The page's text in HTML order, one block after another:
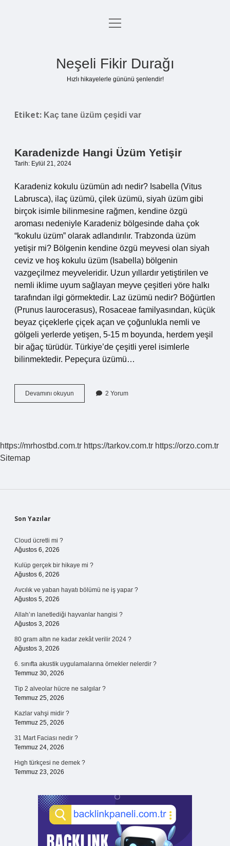
Anasayfa
menüyü
Neşeli Fikir Durağı
Hızlı hikayelerle gününü şenlendir!
Etiket: Kaç tane üzüm çeşidi var
Karadenizde Hangi Üzüm Yetişir
Tarih: Eylül 21, 2024
Karadeniz kokulu üzümün adı nedir? Isabella (Vitus
Labrusca), ilaç üzümü, çilek üzümü, siyah üzüm gibi
birçok isimle bilinmesine rağmen, kendine özgü
aroması nedeniyle Karadeniz bölgesinde daha çok
“kokulu üzüm” olarak adlandırılır. Trabzonda üzüm
yetişir mi? Bölgenin kendine özgü meyvesi olan siyah
ceviz ve hoş kokulu üzüm (Isabella) bölgenin
vazgeçilmez meyveleridir. Uzun yıllardır yetiştirilen ve
nemli iklime uyum sağlayan meyve çeşitleri yöre halkı
tarafından ilgi görmektedir. Laz üzümü nedir? Böğürtlen
(Prunus laurocerasus), Rosaceae familyasından, küçük
beyaz çiçeklerle çiçek açan ve çoğunlukla nemli ve
gölgeli yerlerde yetişen, 5-15 m boyunda, herdem yeşil
bir ağaç türüdür. Türkiye’de çeşitli yerel isimlerle
bilinmektedir. Pepeçura üzümü…
Devamını okuyun Karadenizde
Hangi
2 Yorum
https://mrhostbd.com.tr https://tarkov.com.tr https://orzo.com.tr
Sitemap
Sidebar
Son Yazılar
Cloud ücretli mi ?
Ağustos 6, 2026
Kulüp gerçek bir hikaye mi ?
Ağustos 6, 2026
Avcılık ve yaban hayatı bölümü ne iş yapar ?
Ağustos 5, 2026
Allah’ın lanetlediği hayvanlar hangisi ?
Ağustos 3, 2026
80 gram altın ne kadar zekât verilir 2024 ?
Ağustos 3, 2026
6. sınıfta akustik uygulamalarına örnekler nelerdir ?
Temmuz 30, 2026
Tip 2 alveolar hücre ne salgılar ?
Temmuz 25, 2026
Kazlar vahşi midir ?
Temmuz 25, 2026
31 Mart Faciası nedir ?
Temmuz 24, 2026
Hıgh türkçesi ne demek ?
Temmuz 23, 2026